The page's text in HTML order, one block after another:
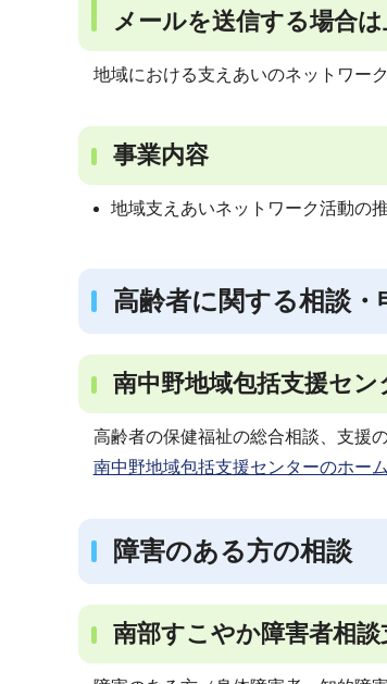
メールを送信する場合
地域における支えあいのネットワー
事業内容
地域支えあいネットワーク活動の
高齢者に関する相談・
南中野地域包括支援セ
高齢者の保健福祉の総合相談、支援の
南中野地域包括支援センターのホー
障害のある方の相談
南部すこやか障害者相